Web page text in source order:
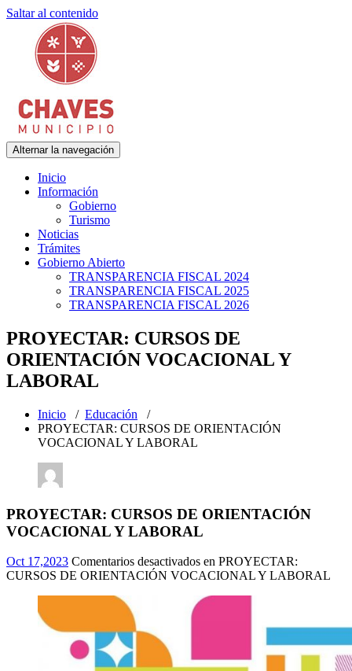
Saltar al contenido
Municipalidad de Adolfo Gonzales Chaves
Alternar la navegación
Inicio
Información
Gobierno
Turismo
Noticias
Trámites
Gobierno Abierto
TRANSPARENCIA FISCAL 2024
TRANSPARENCIA FISCAL 2025
TRANSPARENCIA FISCAL 2026
PROYECTAR: CURSOS DE
ORIENTACIÓN VOCACIONAL Y
LABORAL
Inicio / Educación /
PROYECTAR: CURSOS DE ORIENTACIÓN
VOCACIONAL Y LABORAL
PROYECTAR: CURSOS DE ORIENTACIÓN
VOCACIONAL Y LABORAL
Oct 17,2023 Comentarios desactivados en PROYECTAR:
CURSOS DE ORIENTACIÓN VOCACIONAL Y LABORAL